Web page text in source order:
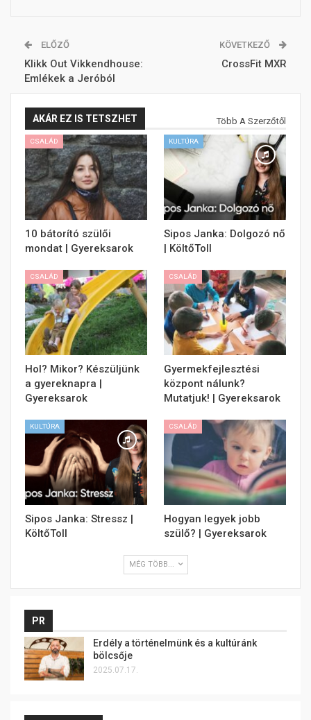
ELŐZŐ
Klikk Out Vikkendhouse:
Emlékek a Jeróból
KÖVETKEZŐ
CrossFit MXR
AKÁR EZ IS TETSZHET Több A Szerzőtől
CSALÁD
10 bátorító szülői
mondat | Gyereksarok
KULTÚRA
Sipos Janka: Dolgozó nő
| KöltőToll
CSALÁD
Hol? Mikor? Készüljünk
a gyereknapra |
Gyereksarok
CSALÁD
Gyermekfejlesztési
központ nálunk?
Mutatjuk! | Gyereksarok
KULTÚRA
Sipos Janka: Stressz |
KöltőToll
CSALÁD
Hogyan legyek jobb
szülő? | Gyereksarok
MÉG TÖBB...
PR
Erdély a történelmünk és a kultúránk
bölcsője
2025.07.17.